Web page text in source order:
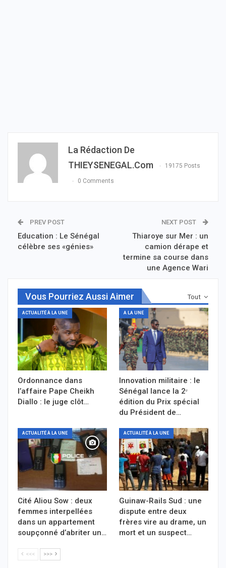
La Rédaction De
THIEYSENEGAL.com
19175 Posts
0 Comments
PREV POST
Education : Le Sénégal
célèbre ses «génies»
NEXT POST
Thiaroye sur Mer : un
camion dérape et
termine sa course dans
une Agence Wari
Tout
Vous Pourriez Aussi Aimer
ACTUALITÉ À LA UNE
Ordonnance dans
l’affaire Pape Cheikh
Diallo : le juge clôt…
A LA UNE
Innovation militaire : le
Sénégal lance la 2ᵉ
édition du Prix spécial
du Président de…
ACTUALITÉ À LA UNE
Cité Aliou Sow : deux
femmes interpellées
dans un appartement
soupçonné d’abriter un…
ACTUALITÉ À LA UNE
Guinaw-Rails Sud : une
dispute entre deux
frères vire au drame, un
mort et un suspect…
<<< >>>